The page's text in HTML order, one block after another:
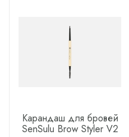
Карандаш для бровей
SenSulu Brow Styler V2